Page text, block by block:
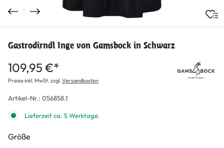
Gastrodirndl Inge von Gamsbock in Schwarz
109,95 €*
Preise inkl. MwSt. zzgl.Versandkosten
Artikel-Nr.: 056858.1
Lieferzeit ca. 5 Werktage.
Größe